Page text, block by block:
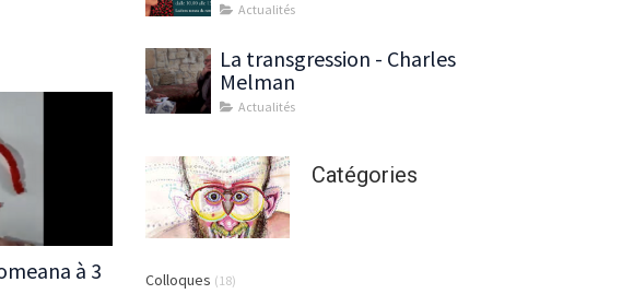
à 3
Actualités
La transgression - Charles
Melman
Actualités
Catégories
Colloques (18)